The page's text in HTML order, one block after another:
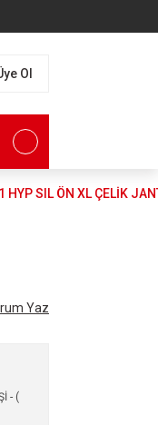
Ol
SIL ÖN XL ÇELİK
Yaz
- (